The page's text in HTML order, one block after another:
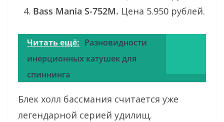
Bass Mania S-752M. Цена 5.950 рублей.
Читать ещё: Разновидности
инерционных катушек для
спиннинга
Блек холл бассмания считается уже
легендарной серией удилищ.